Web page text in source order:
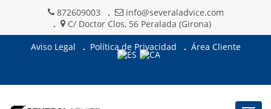
872609003
info@severaladvice.com
C/ Doctor Clos, 56 Peralada (Girona)
Aviso Legal
Política de Privacidad Área Cliente